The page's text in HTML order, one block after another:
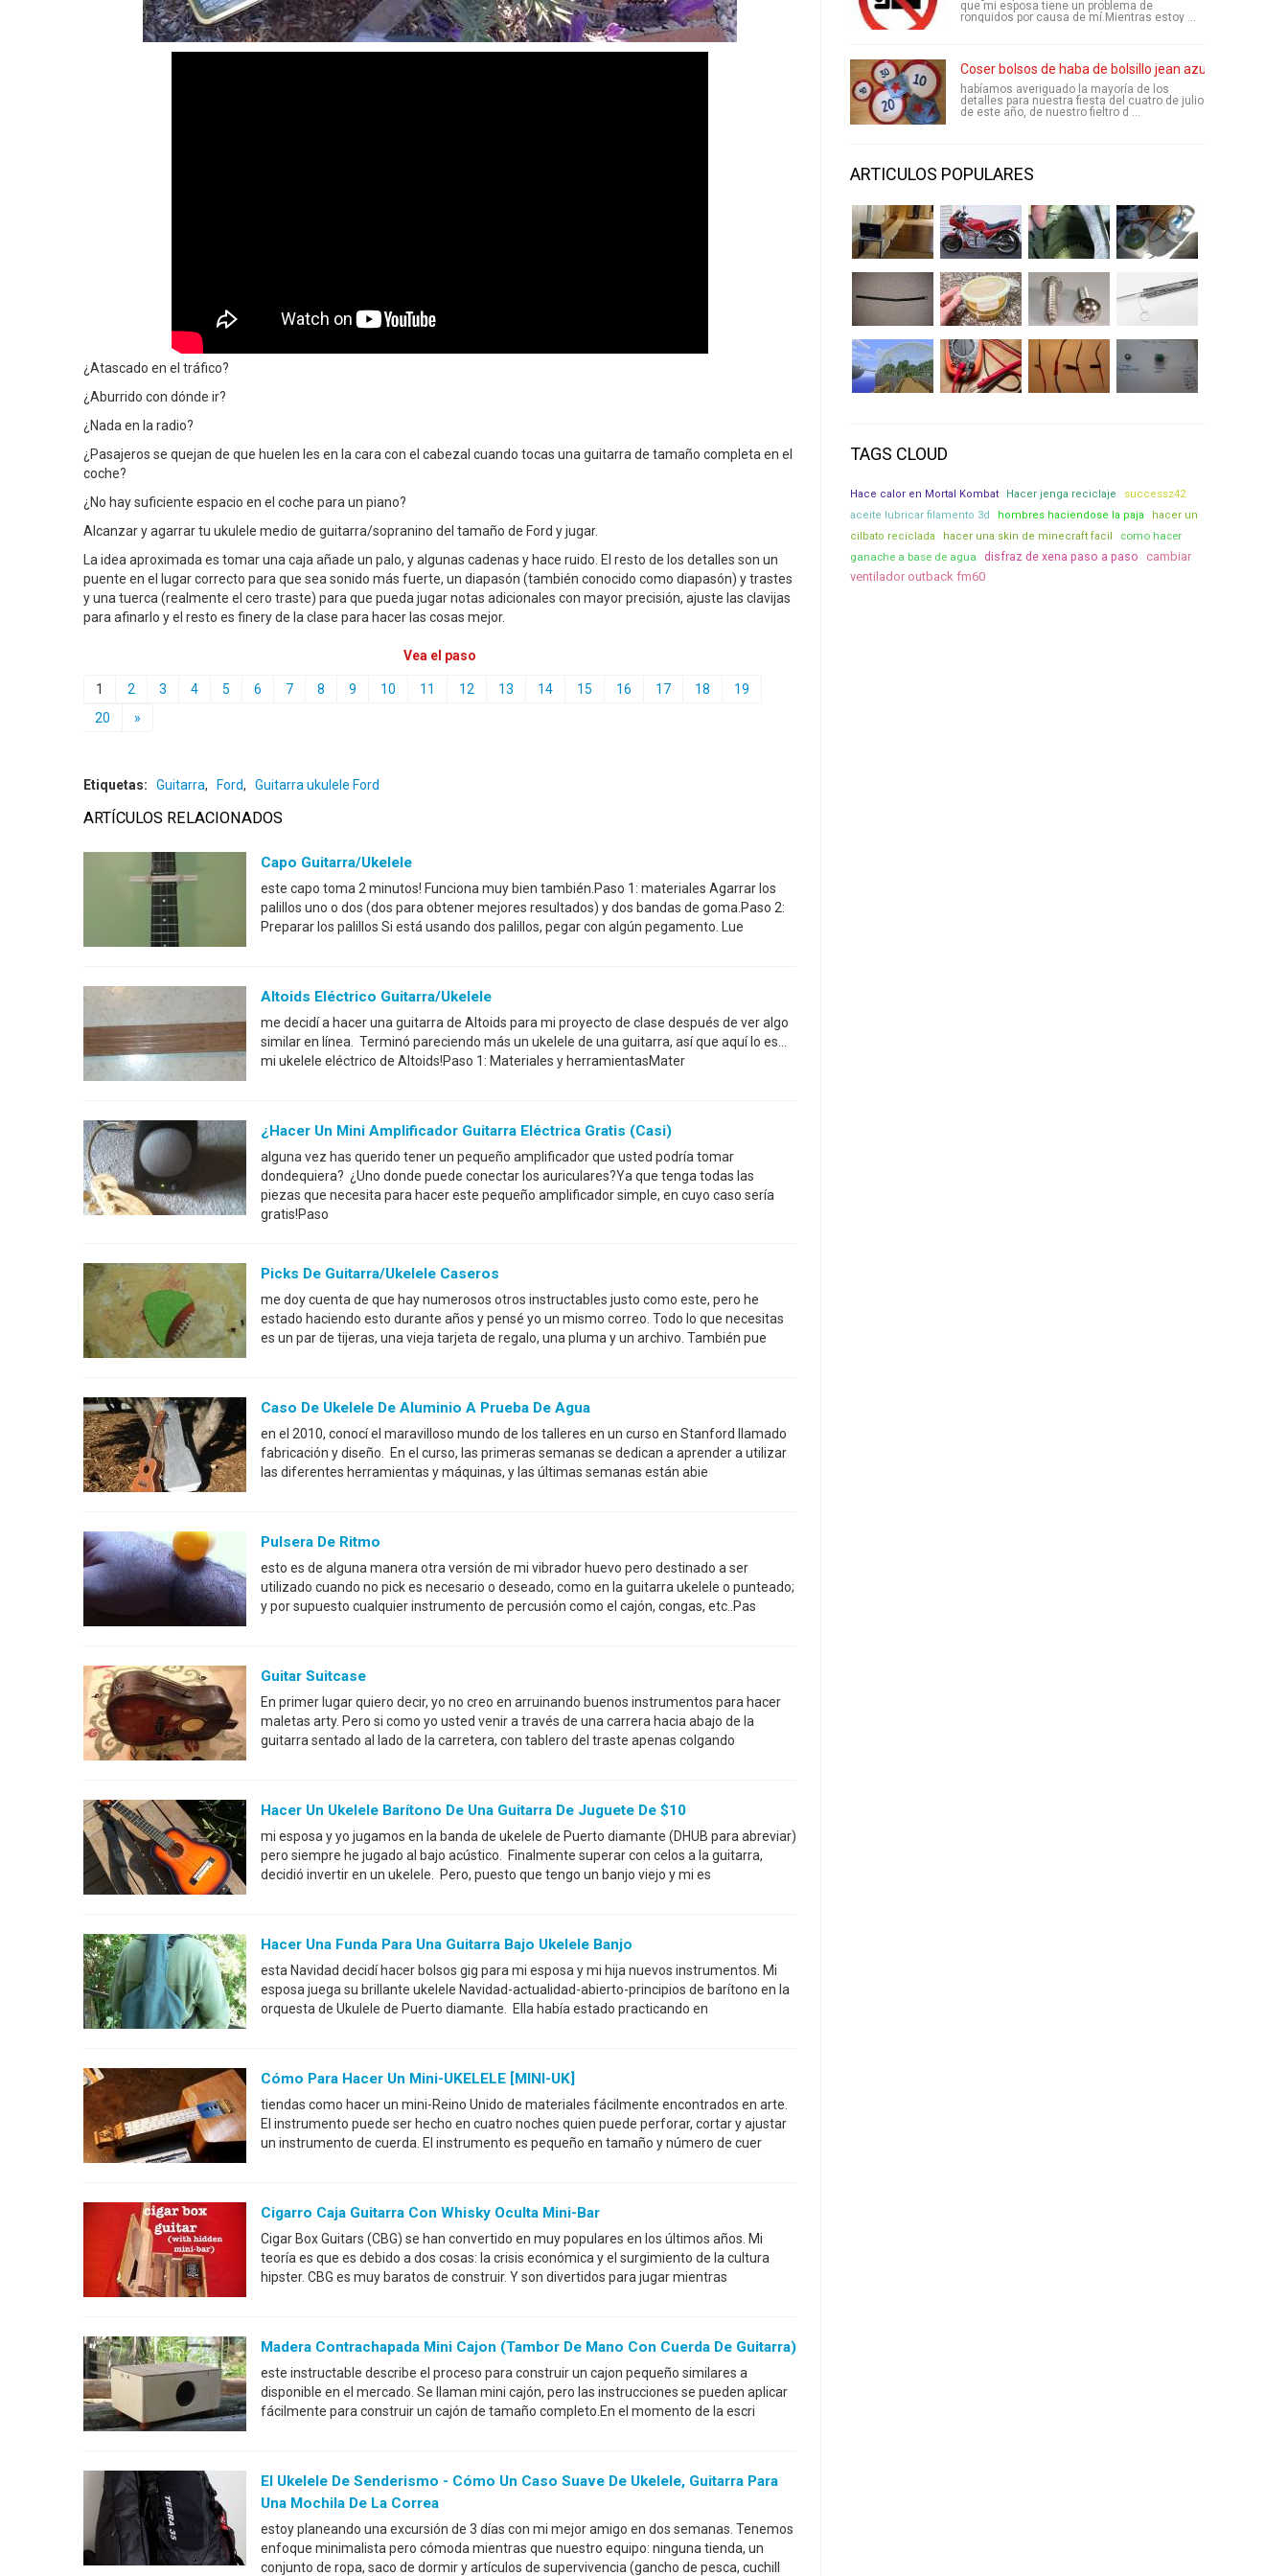
¿Atascado en el tráfico?
¿Aburrido con dónde ir?
¿Nada en la radio?
¿Pasajeros se quejan de que huelen les en la cara con el cabezal cuando tocas una guitarra de tamaño completa en el
coche?
¿No hay suficiente espacio en el coche para un piano?
Alcanzar y agarrar tu ukulele medio de guitarra/sopranino del tamaño de Ford y jugar.
La idea aproximada es tomar una caja añade un palo, y algunas cadenas y hace ruido. El resto de los detalles son un
puente en el lugar correcto para que sea sonido más fuerte, un diapasón (también conocido como diapasón) y trastes
y una tuerca (realmente el cero traste) para que pueda jugar notas adicionales con mayor precisión, ajuste las clavijas
para afinarlo y el resto es finery de la clase para hacer las cosas mejor.
Vea el paso
1 2 3 4 5 6 7 8 9 10 11 12 13 14 15 16 17 18
19
20
»
Etiquetas: Guitarra, Ford, Guitarra ukulele Ford
ARTÍCULOS RELACIONADOS
Capo Guitarra/ukelele
este capo toma 2 minutos! Funciona muy bien también.Paso 1: materiales Agarrar los
palillos uno o dos (dos para obtener mejores resultados) y dos bandas de goma.Paso 2:
Preparar los palillos Si está usando dos palillos, pegar con algún pegamento. Lue
Altoids Eléctrico Guitarra/ukelele
me decidí a hacer una guitarra de Altoids para mi proyecto de clase después de ver algo
similar en línea. Terminó pareciendo más un ukelele de una guitarra, así que aquí lo es...
mi ukelele eléctrico de Altoids!Paso 1: Materiales y herramientasMater
¿Hacer Un Mini Amplificador Guitarra Eléctrica Gratis (casi)
alguna vez has querido tener un pequeño amplificador que usted podría tomar
dondequiera? ¿Uno donde puede conectar los auriculares?Ya que tenga todas las
piezas que necesita para hacer este pequeño amplificador simple, en cuyo caso sería
gratis!Paso
Picks De Guitarra/ukelele Caseros
me doy cuenta de que hay numerosos otros instructables justo como este, pero he
estado haciendo esto durante años y pensé yo un mismo correo. Todo lo que necesitas
es un par de tijeras, una vieja tarjeta de regalo, una pluma y un archivo. También pue
Caso De Ukelele De Aluminio A Prueba De Agua
en el 2010, conocí el maravilloso mundo de los talleres en un curso en Stanford llamado
fabricación y diseño. En el curso, las primeras semanas se dedican a aprender a utilizar
las diferentes herramientas y máquinas, y las últimas semanas están abie
Pulsera De Ritmo
esto es de alguna manera otra versión de mi vibrador huevo pero destinado a ser
utilizado cuando no pick es necesario o deseado, como en la guitarra ukelele o punteado;
y por supuesto cualquier instrumento de percusión como el cajón, congas, etc..Pas
Guitar Suitcase
En primer lugar quiero decir, yo no creo en arruinando buenos instrumentos para hacer
maletas arty. Pero si como yo usted venir a través de una carrera hacia abajo de la
guitarra sentado al lado de la carretera, con tablero del traste apenas colgando
Hacer Un Ukelele Barítono De Una Guitarra De Juguete De $10
mi esposa y yo jugamos en la banda de ukelele de Puerto diamante (DHUB para abreviar)
pero siempre he jugado al bajo acústico. Finalmente superar con celos a la guitarra,
decidió invertir en un ukelele. Pero, puesto que tengo un banjo viejo y mi es
Hacer Una Funda Para Una Guitarra Bajo Ukelele Banjo
esta Navidad decidí hacer bolsos gig para mi esposa y mi hija nuevos instrumentos. Mi
esposa juega su brillante ukelele Navidad-actualidad-abierto-principios de barítono en la
orquesta de Ukulele de Puerto diamante. Ella había estado practicando en
Cómo Para Hacer Un Mini-UKELELE [MINI-UK]
tiendas como hacer un mini-Reino Unido de materiales fácilmente encontrados en arte.
El instrumento puede ser hecho en cuatro noches quien puede perforar, cortar y ajustar
un instrumento de cuerda. El instrumento es pequeño en tamaño y número de cuer
Cigarro Caja Guitarra Con Whisky Oculta Mini-Bar
Cigar Box Guitars (CBG) se han convertido en muy populares en los últimos años. Mi
teoría es que es debido a dos cosas: la crisis económica y el surgimiento de la cultura
hipster. CBG es muy baratos de construir. Y son divertidos para jugar mientras
Madera Contrachapada Mini Cajon (tambor De Mano Con Cuerda De Guitarra)
este instructable describe el proceso para construir un cajon pequeño similares a
disponible en el mercado. Se llaman mini cajón, pero las instrucciones se pueden aplicar
fácilmente para construir un cajón de tamaño completo.En el momento de la escri
El Ukelele De Senderismo - Cómo Un Caso Suave De Ukelele, Guitarra Para
Una Mochila De La Correa
estoy planeando una excursión de 3 días con mi mejor amigo en dos semanas. Tenemos
enfoque minimalista pero cómoda mientras que nuestro equipo: ninguna tienda, un
conjunto de ropa, saco de dormir y artículos de supervivencia (gancho de pesca, cuchill
que mi esposa tiene un problema de
ronquidos por causa de mí.Mientras estoy ...
Coser bolsos de haba de bolsillo jean azul
habíamos averiguado la mayoría de los
detalles para nuestra fiesta del cuatro de julio
de este año, de nuestro fieltro d ...
ARTICULOS POPULARES
TAGS CLOUD
Hace calor en Mortal Kombat Hacer jenga reciclaje
successz42
aceite lubricar filamento 3d
hombres haciendose la paja
hacer un
cilbato reciclada
hacer una skin de minecraft facil
como hacer
ganache a base de agua
disfraz de xena paso a paso
cambiar
ventilador outback fm60